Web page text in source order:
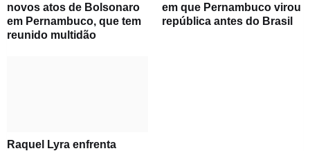
novos atos de Bolsonaro
em Pernambuco, que tem
reunido multidão
em que Pernambuco virou
república antes do Brasil
Raquel Lyra enfrenta